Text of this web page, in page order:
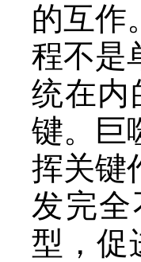
的互作
程不是
统在内
键。巨
挥关键
发完
型，促